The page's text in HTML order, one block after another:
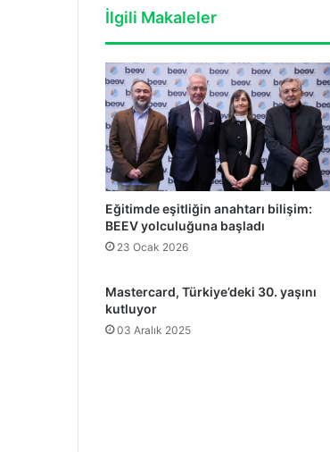
İlgili Makaleler
Eğitimde eşitliğin anahtarı bilişim:
BEEV yolculuğuna başladı
23 Ocak 2026
Mastercard, Türkiye’deki 30. yaşını
kutluyor
03 Aralık 2025